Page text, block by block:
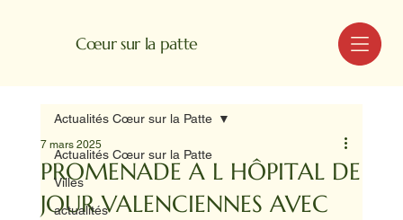
Cœur sur la patte MENU
Actualités Cœur sur la Patte
Villes
actualités
Actualités Cœur sur la Patte
PROMENADE A L HÔPITAL DE
JOUR VALENCIENNES AVEC
7 mars 2025